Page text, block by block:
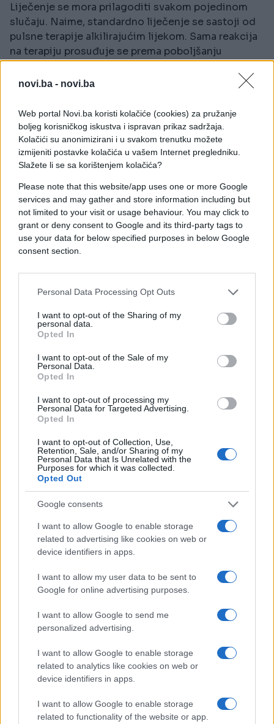
novi.ba - novi.ba
Web portal Novi.ba koristi kolačiće (cookies) za pružanje
boljeg korisničkog iskustva i ispravan prikaz sadržaja.
Kolačići su anonimizirani i u svakom trenutku možete
izmijeniti postavke kolačića u vašem Internet pregledniku.
Slažete li se sa korištenjem kolačića?
Please note that this website/app uses one or more Google
services and may gather and store information including but
not limited to your visit or usage behaviour. You may click to
grant or deny consent to Google and its third-party tags to
use your data for below specified purposes in below Google
consent section.
Personal Data Processing Opt Outs
I want to opt-out of the Sharing of my
personal data.
Opted In
I want to opt-out of the Sale of my
Personal Data.
Opted In
I want to opt-out of processing my
Personal Data for Targeted Advertising.
Opted In
I want to opt-out of Collection, Use,
Retention, Sale, and/or Sharing of my
Personal Data that Is Unrelated with the
Purposes for which it was collected.
Opted Out
Google consents
I want to allow Google to enable storage
related to advertising like cookies on web or
device identifiers in apps.
I want to allow my user data to be sent to
Google for online advertising purposes.
I want to allow Google to send me
personalized advertising.
I want to allow Google to enable storage
related to analytics like cookies on web or
device identifiers in apps.
I want to allow Google to enable storage
related to functionality of the website or app.
Liječenje se mora prilagoditi svakom pojedinom
slučaju. Naime, standardno liječenje se sastoji od
pulsne terapije alkilirajućim lijekom. Sama reakcija
na terapiju prosuđuje se prema poboljšanju
određeno, ali traje 1-2 godine. Moraju se
zavisi od stepena bolesti i odgovoru na terapiju.